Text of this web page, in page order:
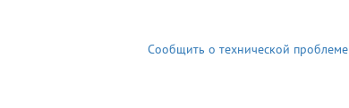
Сообщить о технической проблеме